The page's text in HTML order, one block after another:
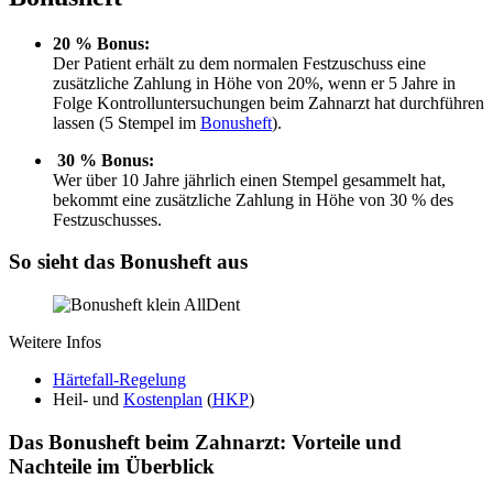
20 % Bonus:
Der Patient erhält zu dem normalen Festzuschuss eine
zusätzliche Zahlung in Höhe von 20%, wenn er 5 Jahre in
Folge Kontrolluntersuchungen beim Zahnarzt hat durchführen
lassen (5 Stempel im Bonusheft).
30 % Bonus:
Wer über 10 Jahre jährlich einen Stempel gesammelt hat,
bekommt eine zusätzliche Zahlung in Höhe von 30 % des
Festzuschusses.
So sieht das Bonusheft aus
Weitere Infos
Härtefall-Regelung
Heil- und Kostenplan (HKP)
Das Bonusheft beim Zahnarzt: Vorteile und
Nachteile im Überblick